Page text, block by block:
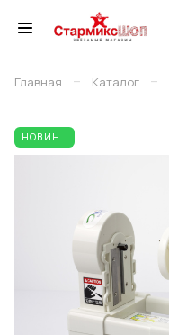
Главная – Каталог –
НОВИНКА